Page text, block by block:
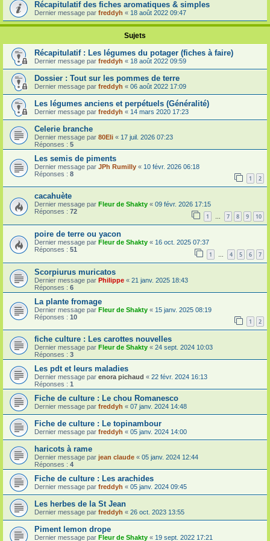
Récapitulatif des fiches aromatiques & simples
Dernier message par freddyh « 18 août 2022 09:47
Sujets
Récapitulatif : Les légumes du potager (fiches à faire)
Dernier message par freddyh « 18 août 2022 09:59
Dossier : Tout sur les pommes de terre
Dernier message par freddyh « 06 août 2022 17:09
Les légumes anciens et perpétuels (Généralité)
Dernier message par freddyh « 14 mars 2020 17:23
Celerie branche
Dernier message par 80Eli « 17 juil. 2026 07:23
Réponses : 5
Les semis de piments
Dernier message par JPh Rumilly « 10 févr. 2026 06:18
Réponses : 8
1 2
cacahuète
Dernier message par Fleur de Shakty « 09 févr. 2026 17:15
Réponses : 72
1 … 7 8 9 10
poire de terre ou yacon
Dernier message par Fleur de Shakty « 16 oct. 2025 07:37
Réponses : 51
1 … 4 5 6 7
Scorpiurus muricatos
Dernier message par Philippe « 21 janv. 2025 18:43
Réponses : 6
La plante fromage
Dernier message par Fleur de Shakty « 15 janv. 2025 08:19
Réponses : 10
1 2
fiche culture : Les carottes nouvelles
Dernier message par Fleur de Shakty « 24 sept. 2024 10:03
Réponses : 3
Les pdt et leurs maladies
Dernier message par enora pichaud « 22 févr. 2024 16:13
Réponses : 1
Fiche de culture : Le chou Romanesco
Dernier message par freddyh « 07 janv. 2024 14:48
Fiche de culture : Le topinambour
Dernier message par freddyh « 05 janv. 2024 14:00
haricots à rame
Dernier message par jean claude « 05 janv. 2024 12:44
Réponses : 4
Fiche de culture : Les arachides
Dernier message par freddyh « 05 janv. 2024 09:45
Les herbes de la St Jean
Dernier message par freddyh « 26 oct. 2023 13:55
Piment lemon drope
Dernier message par Fleur de Shakty « 19 sept. 2022 17:21